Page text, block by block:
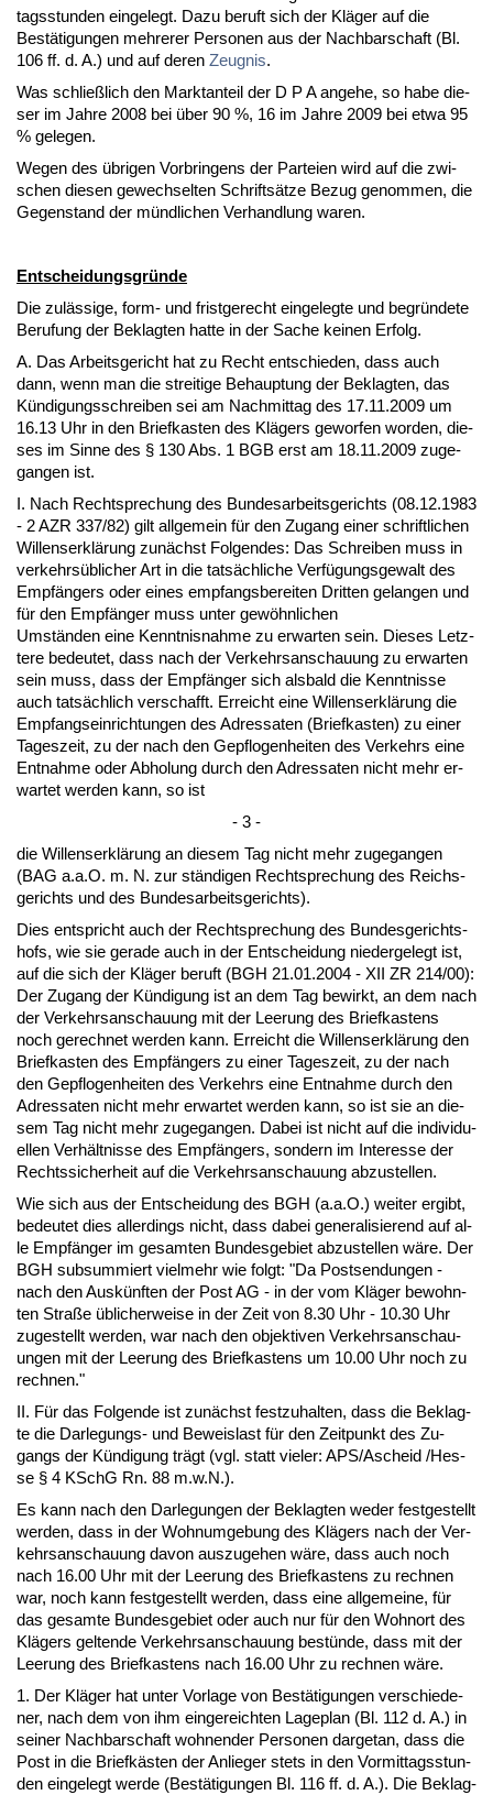
tags­stun­den ein­ge­legt. Da­zu be­ruft sich der Kläger auf die
Bestäti­gun­gen meh­re­rer Per­so­nen aus der Nach­bar­schaft (Bl.
106 ff. d. A.) und auf de­ren Zeug­nis.
Was schließlich den Markt­an­teil der D P A an­ge­he, so ha­be die­
ser im Jah­re 2008 bei über 90 %, 16 im Jah­re 2009 bei et­wa 95
% ge­le­gen.
We­gen des übri­gen Vor­brin­gens der Par­tei­en wird auf die zwi­
schen die­sen ge­wech­sel­ten Schriftsätze Be­zug ge­nom­men, die
Ge­gen­stand der münd­li­chen Ver­hand­lung wa­ren.
Ent­schei­dungs­gründe
Die zulässi­ge, form- und frist­ge­recht ein­ge­leg­te und be­gründe­te
Be­ru­fung der Be­klag­ten hat­te in der Sa­che kei­nen Er­folg.
A. Das Ar­beits­ge­richt hat zu Recht ent­schie­den, dass auch
dann, wenn man die strei­ti­ge Be­haup­tung der Be­klag­ten, das
Kündi­gungs­schrei­ben sei am Nach­mit­tag des 17.11.2009 um
16.13 Uhr in den Brief­kas­ten des Klägers ge­wor­fen wor­den, die­
ses im Sin­ne des § 130 Abs. 1 BGB erst am 18.11.2009 zu­ge­
gan­gen ist.
I. Nach Recht­spre­chung des Bun­des­ar­beits­ge­richts (08.12.1983
- 2 AZR 337/82) gilt all­ge­mein für den Zu­gang ei­ner schrift­li­chen
Wil­lens­erklärung zunächst Fol­gen­des: Das Schrei­ben muss in
ver­kehrsübli­cher Art in die tatsächli­che Verfügungs­ge­walt des
Empfängers oder ei­nes emp­fangs­be­rei­ten Drit­ten ge­lan­gen und
für den Empfänger muss un­ter gewöhn­li­chen
Umständen ei­ne Kennt­nis­nah­me zu er­war­ten sein. Die­ses Letz­
te­re be­deu­tet, dass nach der Ver­kehrs­an­schau­ung zu er­war­ten
sein muss, dass der Empfänger sich als­bald die Kennt­nis­se
auch tatsächlich ver­schafft. Er­reicht ei­ne Wil­lens­erklärung die
Emp­fangs­ein­rich­tun­gen des Adres­sa­ten (Brief­kas­ten) zu ei­ner
Ta­ges­zeit, zu der nach den Ge­pflo­gen­hei­ten des Ver­kehrs ei­ne
Ent­nah­me oder Ab­ho­lung durch den Adres­sa­ten nicht mehr er­
war­tet wer­den kann, so ist
- 3 -
die Wil­lens­erklärung an die­sem Tag nicht mehr zu­ge­gan­gen
(BAG a.a.O. m. N. zur ständi­gen Recht­spre­chung des Reichs­
ge­richts und des Bun­des­ar­beits­ge­richts).
Dies ent­spricht auch der Recht­spre­chung des Bun­des­ge­richts­
hofs, wie sie ge­ra­de auch in der Ent­schei­dung nie­der­ge­legt ist,
auf die sich der Kläger be­ruft (BGH 21.01.2004 - XII ZR 214/00):
Der Zu­gang der Kündi­gung ist an dem Tag be­wirkt, an dem nach
der Ver­kehrs­an­schau­ung mit der Lee­rung des Brief­kas­tens
noch ge­rech­net wer­den kann. Er­reicht die Wil­lens­erklärung den
Brief­kas­ten des Empfängers zu ei­ner Ta­ges­zeit, zu der nach
den Ge­pflo­gen­hei­ten des Ver­kehrs ei­ne Ent­nah­me durch den
Adres­sa­ten nicht mehr er­war­tet wer­den kann, so ist sie an die­
sem Tag nicht mehr zu­ge­gan­gen. Da­bei ist nicht auf die in­di­vi­du­
el­len Verhält­nis­se des Empfängers, son­dern im In­ter­es­se der
Rechts­si­cher­heit auf die Ver­kehrs­an­schau­ung ab­zu­stel­len.
Wie sich aus der Ent­schei­dung des BGH (a.a.O.) wei­ter er­gibt,
be­deu­tet dies al­ler­dings nicht, dass da­bei ge­ne­ra­li­sie­rend auf al­
le Empfänger im ge­sam­ten Bun­des­ge­biet ab­zu­stel­len wäre. Der
BGH sub­sum­miert viel­mehr wie folgt: "Da Post­sen­dun­gen -
nach den Auskünf­ten der Post AG - in der vom Kläger be­wohn­
ten Straße übli­cher­wei­se in der Zeit von 8.30 Uhr - 10.30 Uhr
zu­ge­stellt wer­den, war nach den ob­jek­ti­ven Ver­kehrs­an­schau­
un­gen mit der Lee­rung des Brief­kas­tens um 10.00 Uhr noch zu
rech­nen."
II. Für das Fol­gen­de ist zunächst fest­zu­hal­ten, dass die Be­klag­
te die Dar­le­gungs- und Be­weis­last für den Zeit­punkt des Zu­
gangs der Kündi­gung trägt (vgl. statt vie­ler: APS/Ascheid /Hes­
se § 4 KSchG Rn. 88 m.w.N.).
Es kann nach den Dar­le­gun­gen der Be­klag­ten we­der fest­ge­stellt
wer­den, dass in der Wohn­um­ge­bung des Klägers nach der Ver­
kehrs­an­schau­ung da­von aus­zu­ge­hen wäre, dass auch noch
nach 16.00 Uhr mit der Lee­rung des Brief­kas­tens zu rech­nen
war, noch kann fest­ge­stellt wer­den, dass ei­ne all­ge­mei­ne, für
das ge­sam­te Bun­des­ge­biet oder auch nur für den Wohn­ort des
Klägers gel­ten­de Ver­kehrs­an­schau­ung bestünde, dass mit der
Lee­rung des Brief­kas­tens nach 16.00 Uhr zu rech­nen wäre.
1. Der Kläger hat un­ter Vor­la­ge von Bestäti­gun­gen ver­schie­de­
ner, nach dem von ihm ein­ge­reich­ten La­ge­plan (Bl. 112 d. A.) in
sei­ner Nach­bar­schaft woh­nen­der Per­so­nen dar­ge­tan, dass die
Post in die Briefkästen der An­lie­ger stets in den Vor­mit­tags­stun­
den ein­ge­legt wer­de (Bestäti­gun­gen Bl. 116 ff. d. A.). Die Be­klag­